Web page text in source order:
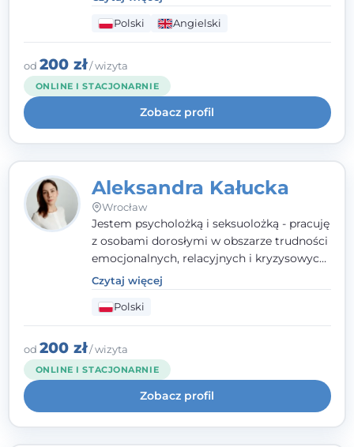
seksualnego, żałoby, kryzysów życiowych i
wypalenia zawodowego. Pracuję w języku
polskim i angielskim, w podejściu
humanistycznym, opartym na
partnerstwie i podmiotowości klienta.
Polski Angielski
od 200 zł/ wizyta
ONLINE I STACJONARNIE
Zobacz profil
Aleksandra Kałucka
Wrocław
Jestem psycholożką i seksuolożką - pracuję
z osobami dorosłymi w obszarze trudności
emocjonalnych, relacyjnych i kryzysowych,
w tym z osobami po doświadczeniach
przemocy. Ukończyłam psychologię
kliniczną oraz studia podyplomowe z
interwencji kryzysowej i seksuologii
klinicznej na SWPS we Wrocławiu. W pracy
kieruję się empatią, etyką zawodową i
uważnością na potrzeby klienta.
Czytaj więcej
Polski
od 200 zł/ wizyta
ONLINE I STACJONARNIE
Zobacz profil